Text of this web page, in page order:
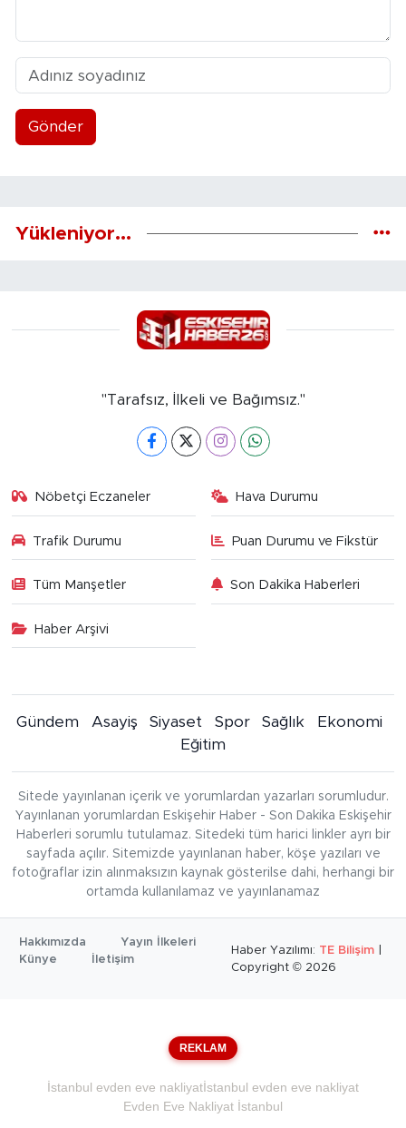
Gönder
Yükleniyor...
"Tarafsız, İlkeli ve Bağımsız."
Nöbetçi Eczaneler Hava Durumu
Trafik Durumu Puan Durumu ve Fikstür
Tüm Manşetler Son Dakika Haberleri
Haber Arşivi
Gündem Asayiş Siyaset Spor Sağlık
Ekonomi
Eğitim
Sitede yayınlanan içerik ve yorumlardan yazarları sorumludur.
Yayınlanan yorumlardan Eskişehir Haber - Son Dakika Eskişehir
Haberleri sorumlu tutulamaz. Sitedeki tüm harici linkler ayrı bir
sayfada açılır. Sitemizde yayınlanan haber, köşe yazıları ve
fotoğraflar izin alınmaksızın kaynak gösterilse dahi, herhangi bir
ortamda kullanılamaz ve yayınlanamaz
Hakkımızda
Yayın İlkeleri
Künye
İletişim
Haber Yazılımı: TE Bilişim
Copyright © 2026
REKLAM
İstanbul evden eve nakliyatİstanbul evden eve nakliyat
Evden Eve Nakliyat İstanbul